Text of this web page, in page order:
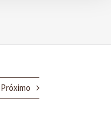
Próximo